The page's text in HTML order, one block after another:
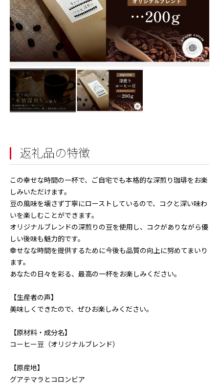
返礼品の特徴
この幸せな時間の一杯で、ご自宅でも本格的な深煎り珈琲をお楽
しみいただけます。
豆の風味を壊さず丁寧にローストしているので、コクと深い味わ
いを楽しむことができます。
オリジナルブレンドの深煎りの豆を使用し、コクがありながら優
しい後味も魅力的です。
幸せなな時間を提供するために今後も品質の向上に努めてまいり
ます。
あなたの日々を彩る、最高の一杯をお楽しみください。
【生産者の声】
美味しくできたので、ぜひお楽しみください。
【原材料・成分名】
コーヒー豆（オリジナルブレンド）
【原産地】
グアテマラとコロンビア